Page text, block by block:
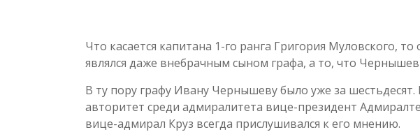
Что касается капитана 1-го ранга Григория Муловского,
являлся даже внебрачным сыном графа, а то, что
В ту пору графу Ивану Чернышеву было уже за
авторитет среди адмиралитета вице-президент
вице-адмирал Круз всегда прислушивался к его мнению.